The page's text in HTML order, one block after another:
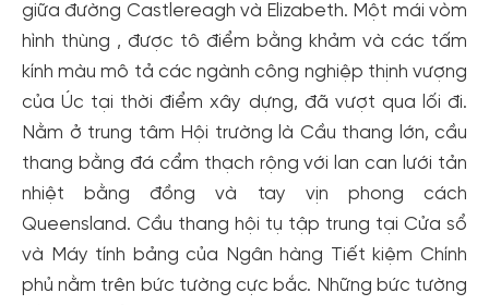
giữa đường Castlereagh và Elizabeth. Một mái vòm
hình thùng , được tô điểm bằng khảm và các tấm
kính màu mô tả các ngành công nghiệp thịnh vượng
của Úc tại thời điểm xây dựng, đã vượt qua lối đi.
Nằm ở trung tâm Hội trường là Cầu thang lớn, cầu
thang bằng đá cẩm thạch rộng với lan can lưới tản
nhiệt bằng đồng và tay vịn phong cách
Queensland. Cầu thang hội tụ tập trung tại Cửa sổ
và Máy tính bảng của Ngân hàng Tiết kiệm Chính
phủ nằm trên bức tường cực bắc. Những bức tường
Tạo tài khoản nhanh - nhận nhiều ưu
đãi!
Tạo tài khoản để có thể
hấp dẫn
dành cho thành viên đến từ các đối tác của Gody.vn dành
cho cộng đồng.
Hoặc đăng nhập bằng
Đăng nhập Facebook
Đăng nhập Google